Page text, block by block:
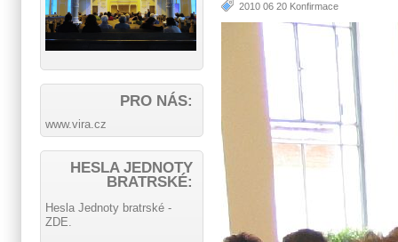
2010 06 20 Konfirmace
PRO NÁS:
www.vira.cz
HESLA JEDNOTY
BRATRSKÉ:
Hesla Jednoty bratrské -
ZDE.